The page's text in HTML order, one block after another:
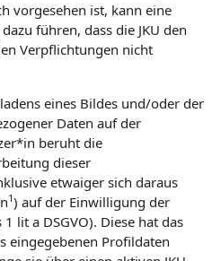
vorgesehen ist, kann eine
führen, dass die JKU den
Verpflichtungen nicht
eines Bildes und/oder der
Daten auf der
beruht die
dieser
etwaiger sich daraus
1) auf der Einwilligung der
lit a DSGVO). Diese hat das
eingegebenen Profildaten